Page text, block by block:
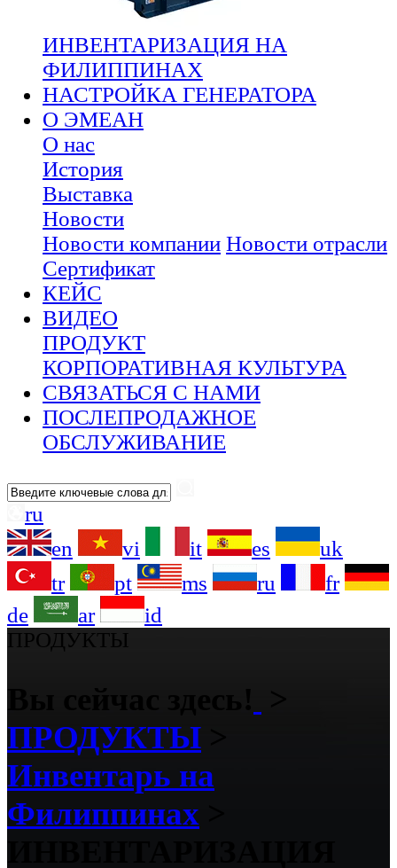
ИНВЕНТАРИЗАЦИЯ НА
ФИЛИППИНАХ
НАСТРОЙКА ГЕНЕРАТОРА
О ЭМЕАН
О нас
История
Выставка
Новости
Новости компании Новости отрасли
Сертификат
КЕЙС
ВИДЕО
ПРОДУКТ
КОРПОРАТИВНАЯ КУЛЬТУРА
СВЯЗАТЬСЯ С НАМИ
ПОСЛЕПРОДАЖНОЕ
ОБСЛУЖИВАНИЕ
ru
en
vi it es
uk
tr
pt ms ru
fr
de
ar
id
ПРОДУКТЫ
ПРОДУКТЫ
Инвентарь на
Филиппинах